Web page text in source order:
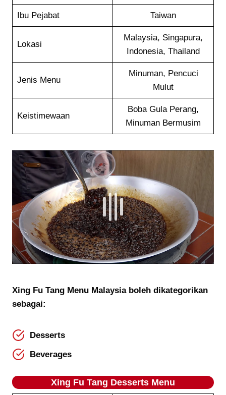
Ibu Pejabat Taiwan
Lokasi
Malaysia, Singapura,
Indonesia, Thailand
Jenis Menu
Minuman, Pencuci
Mulut
Keistimewaan
Boba Gula Perang,
Minuman Bermusim
Xing Fu Tang Menu Malaysia boleh dikategorikan
sebagai:
Desserts
Beverages
Xing Fu Tang Desserts Menu